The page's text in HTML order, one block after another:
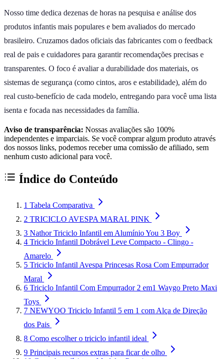
Nosso time dedica dezenas de horas na pesquisa e análise dos
produtos infantis mais populares e bem avaliados do mercado
brasileiro. Cruzamos dados oficiais das fabricantes com o feedback
real de pais e cuidadores para garantir recomendações precisas e
transparentes. O foco é avaliar a durabilidade dos materiais, os
sistemas de segurança (como cintos, aros e estabilidade), além do
real custo-benefício de cada modelo, entregando para você uma lista
isenta e focada nas necessidades da família.
Aviso de transparência: Nossas avaliações são 100%
independentes e imparciais. Se você comprar algum produto através
dos nossos links, podemos receber uma comissão de afiliado, sem
nenhum custo adicional para você.
Índice do Conteúdo
1 Tabela Comparativa
2 TRICICLO AVESPA MARAL PINK
3 Nathor Triciclo Infantil em Alumínio You 3 Boy
4 Triciclo Infantil Dobrável Leve Compacto - Clingo -
Amarelo
5 Triciclo Infantil Avespa Princesas Rosa Com Empurrador
Maral
6 Triciclo Infantil Com Empurrador 2 em1 Waygo Preto Maxi
Toys
7 NEWYOO Triciclo Infantil 5 em 1 com Alça de Direção
dos Pais
8 Como escolher o triciclo infantil ideal
9 Principais recursos extras para ficar de olho